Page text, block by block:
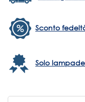
Sconto
Solo